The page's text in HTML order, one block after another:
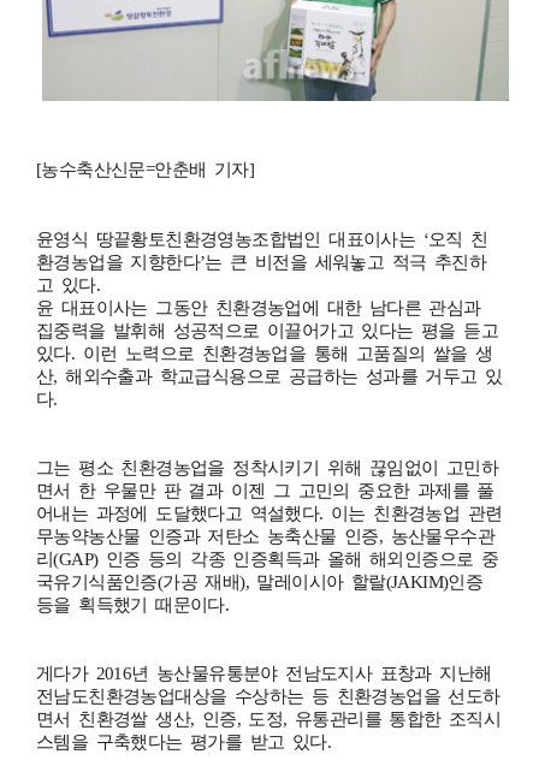
[농수축산신문=안춘배 기자]
윤영식 땅끝황토친환경영농조합법인 대표이사는 ‘오직 친
환경농업을 지향한다’는 큰 비전을 세워놓고 적극 추진하
고 있다.
윤 대표이사는 그동안 친환경농업에 대한 남다른 관심과
집중력을 발휘해 성공적으로 이끌어가고 있다는 평을 듣고
있다. 이런 노력으로 친환경농업을 통해 고품질의 쌀을 생
산, 해외수출과 학교급식용으로 공급하는 성과를 거두고 있
다.
그는 평소 친환경농업을 정착시키기 위해 끊임없이 고민하
면서 한 우물만 판 결과 이젠 그 고민의 중요한 과제를 풀
어내는 과정에 도달했다고 역설했다. 이는 친환경농업 관련
무농약농산물 인증과 저탄소 농축산물 인증, 농산물우수관
리(GAP) 인증 등의 각종 인증획득과 올해 해외인증으로 중
국유기식품인증(가공 재배), 말레이시아 할랄(JAKIM)인증
등을 획득했기 때문이다.
게다가 2016년 농산물유통분야 전남도지사 표창과 지난해
전남도친환경농업대상을 수상하는 등 친환경농업을 선도하
면서 친환경쌀 생산, 인증, 도정, 유통관리를 통합한 조직시
스템을 구축했다는 평가를 받고 있다.